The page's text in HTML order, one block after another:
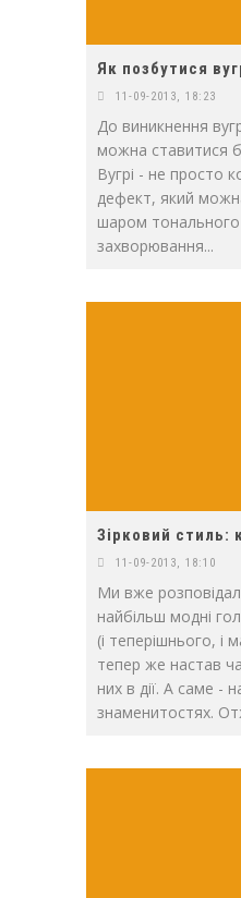
Як позбутися
11-09-2013, 18:23
До виникнення
можна ставитися
Вугрі - не просто
дефект, який
шаром тонального
захворювання...
Зірковий стиль:
11-09-2013, 18:10
Ми вже
найбільш модні
(і теперішнього, і
тепер же настав
них в дії. А саме -
знаменитостях.